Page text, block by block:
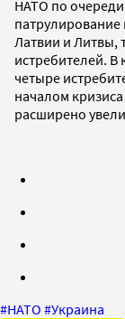
НАТО по
патрулирование
Латвии и Литвы,
истребителей.
четыре
началом
расширено
#НАТО #Украина